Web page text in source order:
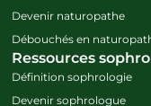
Devenir naturopathe
Débouchés en
Ressources
Définition sophrologie
Devenir sophrologue